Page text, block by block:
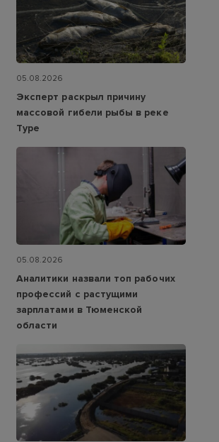
05.08.2026
Эксперт раскрыл причину
массовой гибели рыбы в реке
Туре
05.08.2026
Аналитики назвали топ рабочих
профессий с растущими
зарплатами в Тюменской
области